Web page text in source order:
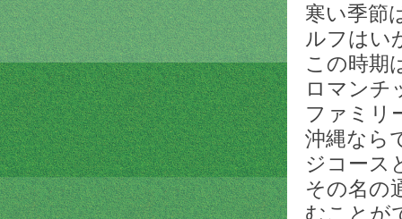
寒い季節
ルフはい
この時期
ロマンチ
ファミリ
沖縄なら
ジコース
その名の
むことが